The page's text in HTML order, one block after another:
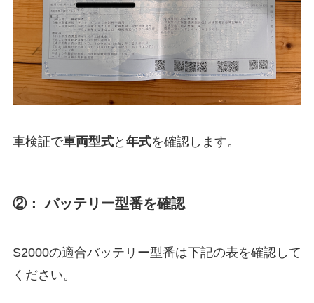
車検証で車両型式と 年式を確認します。
②： バッテリー型番を確認
S2000の適合バッテリー型番は下記の表を確認して
ください。